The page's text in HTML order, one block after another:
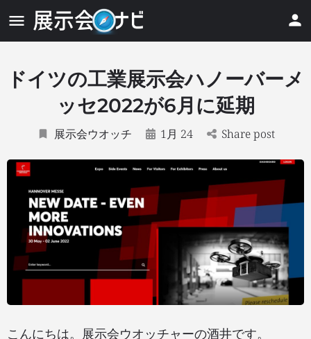
ドイツの工業展示会ハノーバーメ
ッセ2022が6月に延期
展示会ウオッチ 1月 24 Share post
こんにちは。展示会ウオッチャーの酒井です。